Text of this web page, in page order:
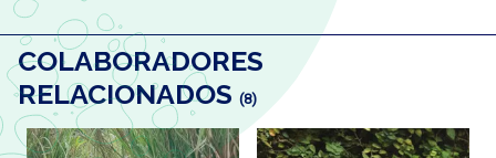
COLABORADORES
RELACIONADOS (8)